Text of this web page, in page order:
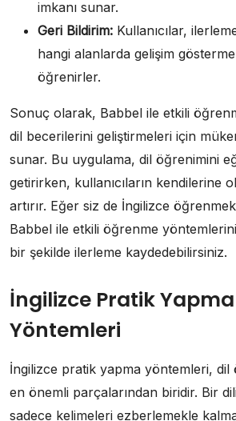
imkanı sunar.
Geri Bildirim: Kullanıcılar,
hangi alanlarda gelişim
öğrenirler.
Sonuç olarak, Babbel ile etkili
dil becerilerini geliştirmeleri için
sunar. Bu uygulama, dil öğrenimini
getirirken, kullanıcıların kendilerine
artırır. Eğer siz de İngilizce
Babbel ile etkili öğrenme
bir şekilde ilerleme kaydedebilirsiniz.
İngilizce Pratik Yapma
Yöntemleri
İngilizce pratik yapma yöntemleri,
en önemli parçalarından biridir. Bir
sadece kelimeleri ezberlemekle